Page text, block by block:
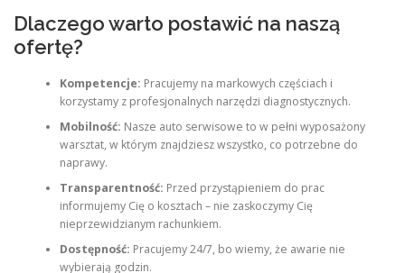
Dlaczego warto postawić na naszą
ofertę?
Kompetencje: Pracujemy na markowych częściach i
korzystamy z profesjonalnych narzędzi diagnostycznych.
Mobilność: Nasze auto serwisowe to w pełni wyposażony
warsztat, w którym znajdziesz wszystko, co potrzebne do
naprawy.
Transparentność: Przed przystąpieniem do prac
informujemy Cię o kosztach – nie zaskoczymy Cię
nieprzewidzianym rachunkiem.
Dostępność: Pracujemy 24/7, bo wiemy, że awarie nie
wybierają godzin.